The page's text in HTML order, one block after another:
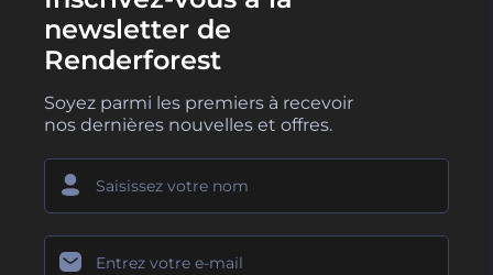
newsletter de
Renderforest
Soyez parmi les premiers à recevoir
nos dernières nouvelles et offres.